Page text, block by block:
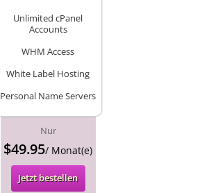
Unlimited cPanel
Accounts
WHM Access
White Label Hosting
Personal Name Servers
Nur
$49.95/ Monat(e)
Jetzt bestellen